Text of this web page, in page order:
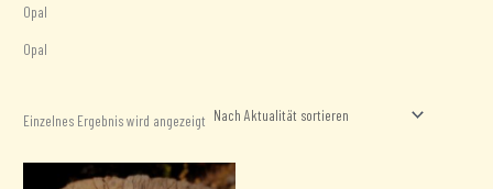
Opal
Opal
Einzelnes Ergebnis wird angezeigt